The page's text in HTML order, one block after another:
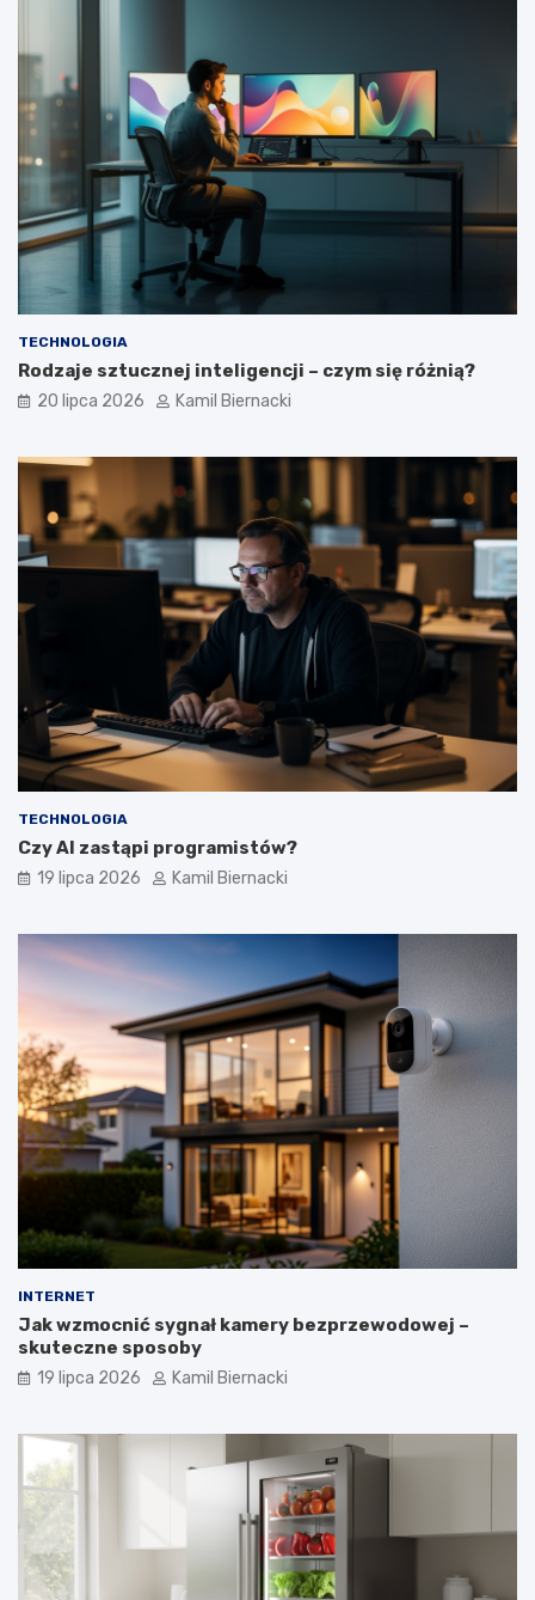
TECHNOLOGIA
Rodzaje sztucznej inteligencji – czym się różnią?
20 lipca 2026 Kamil Biernacki
TECHNOLOGIA
Czy AI zastąpi programistów?
19 lipca 2026 Kamil Biernacki
INTERNET
Jak wzmocnić sygnał kamery bezprzewodowej –
skuteczne sposoby
19 lipca 2026 Kamil Biernacki